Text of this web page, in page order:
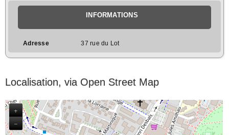
INFORMATIONS
Adresse 37 rue du Lot
Localisation, via Open Street Map
+
−